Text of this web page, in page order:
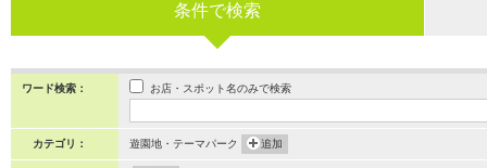
条件で検索
ワード検索： お店・スポット名のみで検索
カテゴリ： 遊園地・テーマパーク 追加